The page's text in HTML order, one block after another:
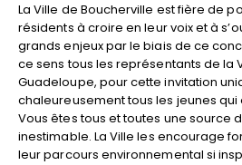
La Ville de Boucherville est fière de
résidents à croire en leur voix et à
grands enjeux par le biais de ce
ce sens tous les représentants de la
Guadeloupe, pour cette invitation
chaleureusement tous les jeunes qui
Vous êtes tous et toutes une source
inestimable. La Ville les encourage
leur parcours environnemental si